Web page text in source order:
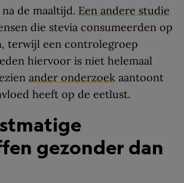
de maaltijd. Een andere studie
die stevia consumeerden op
terwijl een controlegroep
hiervoor is niet helemaal
ander onderzoek aantoont
heeft op de eetlust.
gezonder dan